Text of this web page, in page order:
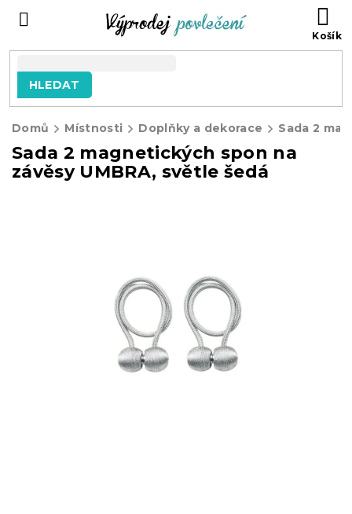
HLEDAT
Domů Místnosti Doplňky a dekorace
Sada 2 magnetických spon na
závěsy UMBRA, světle šedá